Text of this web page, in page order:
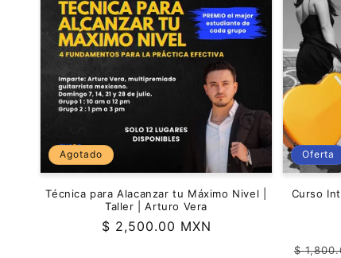
ó
Agotado
Técnica para Alacanzar tu Máximo Nivel |
Taller | Arturo Vera
Precio
$ 2,500.00 MXN
Oferta
Curso
Precio
$